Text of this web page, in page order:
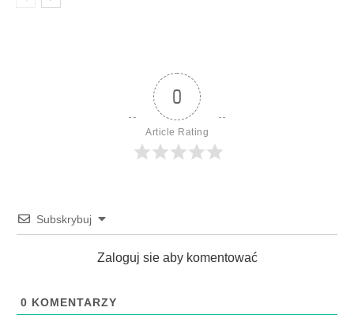
0
Article Rating
Subskrybuj
Zaloguj sie aby komentować
0 KOMENTARZY